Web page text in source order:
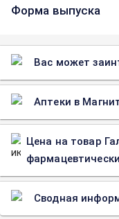
Форма выпуска
Вас может
Аптеки в
Цена на товар
Сводная